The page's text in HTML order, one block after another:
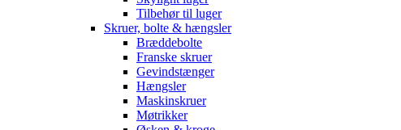
Tilbehør til luger
Skruer, bolte & hængsler
Bræddebolte
Franske skruer
Gevindstænger
Hængsler
Maskinskruer
Møtrikker